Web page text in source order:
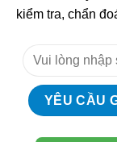
kiểm tra, chẩn